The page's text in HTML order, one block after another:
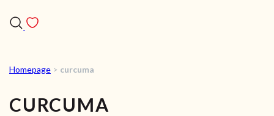
Homepage > curcuma
CURCUMA